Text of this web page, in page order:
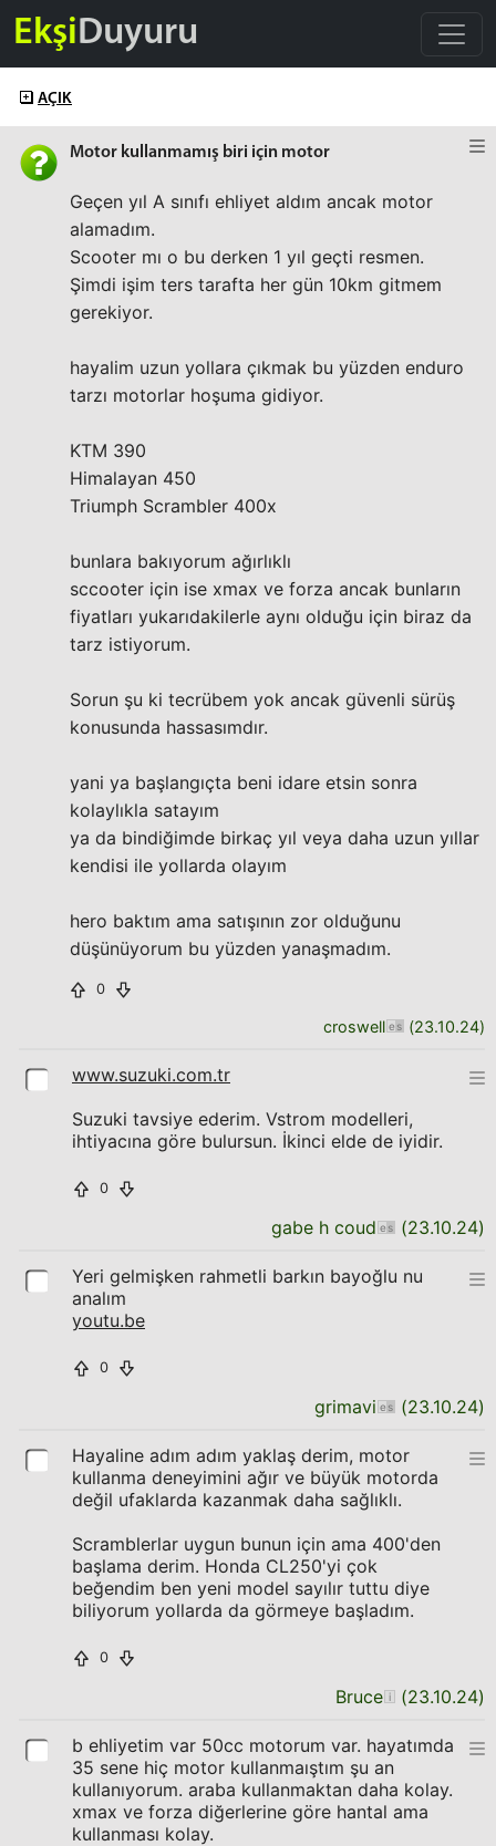
EkşiDuyuru
AÇIK
Motor kullanmamış biri için motor
Geçen yıl A sınıfı ehliyet aldım ancak motor
alamadım.
Scooter mı o bu derken 1 yıl geçti resmen.
Şimdi işim ters tarafta her gün 10km gitmem
gerekiyor.
hayalim uzun yollara çıkmak bu yüzden enduro
tarzı motorlar hoşuma gidiyor.
KTM 390
Himalayan 450
Triumph Scrambler 400x
bunlara bakıyorum ağırlıklı
sccooter için ise xmax ve forza ancak bunların
fiyatları yukarıdakilerle aynı olduğu için biraz da
tarz istiyorum.
Sorun şu ki tecrübem yok ancak güvenli sürüş
konusunda hassasımdır.
yani ya başlangıçta beni idare etsin sonra
kolaylıkla satayım
ya da bindiğimde birkaç yıl veya daha uzun yıllar
kendisi ile yollarda olayım
hero baktım ama satışının zor olduğunu
düşünüyorum bu yüzden yanaşmadım.
0
croswell (23.10.24)
www.suzuki.com.tr
Suzuki tavsiye ederim. Vstrom modelleri,
ihtiyacına göre bulursun. İkinci elde de iyidir.
0
gabe h coud (23.10.24)
Yeri gelmişken rahmetli barkın bayoğlu nu
analım
youtu.be
0
grimavi (23.10.24)
Hayaline adım adım yaklaş derim, motor
kullanma deneyimini ağır ve büyük motorda
değil ufaklarda kazanmak daha sağlıklı.
Scramblerlar uygun bunun için ama 400'den
başlama derim. Honda CL250'yi çok
beğendim ben yeni model sayılır tuttu diye
biliyorum yollarda da görmeye başladım.
0
Bruce (23.10.24)
b ehliyetim var 50cc motorum var. hayatımda
35 sene hiç motor kullanmaıştım şu an
kullanıyorum. araba kullanmaktan daha kolay.
xmax ve forza diğerlerine göre hantal ama
kullanması kolay.